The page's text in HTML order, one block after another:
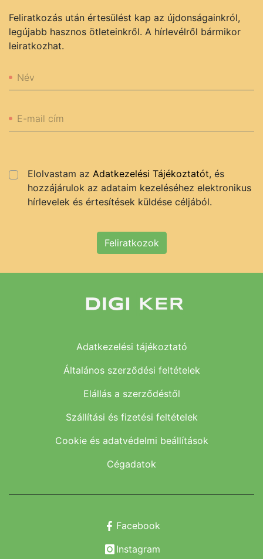
Feliratkozás után értesülést kap az újdonságainkról,
legújabb hasznos ötleteinkről. A hírlevélről bármikor
leiratkozhat.
Név
E-mail cím
Elolvastam az Adatkezelési Tájékoztatót, és
hozzájárulok az adataim kezeléséhez elektronikus
hírlevelek és értesítések küldése céljából.
Feliratkozok
Adatkezelési tájékoztató
Általános szerződési feltételek
Elállás a szerződéstől
Szállítási és fizetési feltételek
Cookie és adatvédelmi beállítások
Cégadatok
Facebook
Instagram